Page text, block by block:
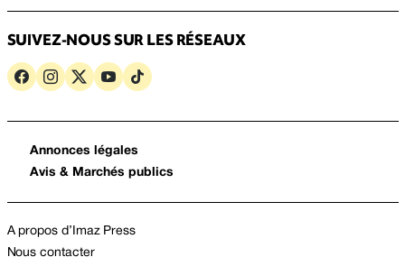
SUIVEZ-NOUS SUR LES RÉSEAUX
Annonces légales
Avis & Marchés publics
A propos d’Imaz Press
Nous contacter